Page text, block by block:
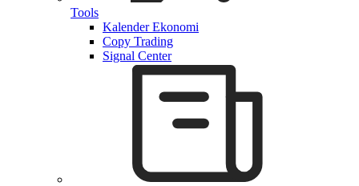
Tools
Kalender Ekonomi
Copy Trading
Signal Center